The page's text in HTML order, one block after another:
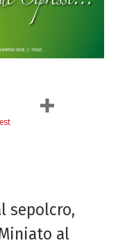
sepolcro,
al